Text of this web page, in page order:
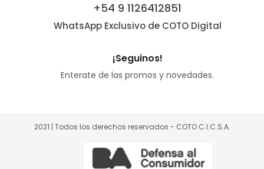
+54 9 1126412851
WhatsApp Exclusivo de COTO Digital
¡Seguinos!
Enterate de las promos y novedades.
2021 | Todos los derechos reservados - COTO C.I.C.S.A.